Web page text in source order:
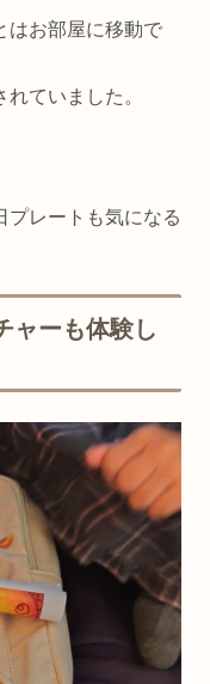
はお部屋に移動で
ていました。
プレートも気になる
ャーも体験し